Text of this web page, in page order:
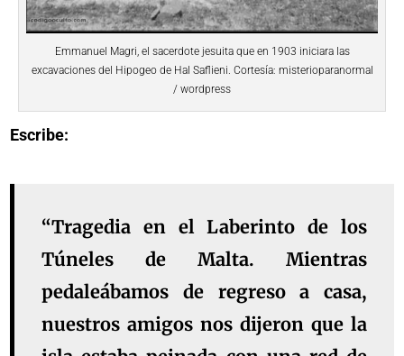
Emmanuel Magri, el sacerdote jesuita que en 1903 iniciara las
excavaciones del Hipogeo de Hal Saflieni. Cortesía: misterioparanormal
/ wordpress
Escribe:
“Tragedia en el Laberinto de los
Túneles de Malta. Mientras
pedaleábamos de regreso a casa,
nuestros amigos nos dijeron que la